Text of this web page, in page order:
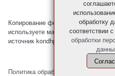
Копирование фото и материалов с
используете материалы с нашего
источник kondhp.ru
Политика обработки персональных
обработку
соответствии с
обработки